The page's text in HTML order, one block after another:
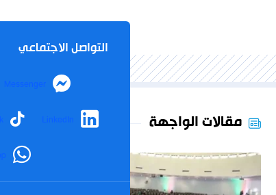
التواصل الاجتماعي
Messenger
LinkedIn مقالات الواجهة